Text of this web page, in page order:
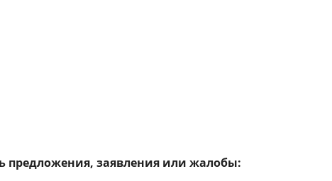
предложения, заявления или жалобы: